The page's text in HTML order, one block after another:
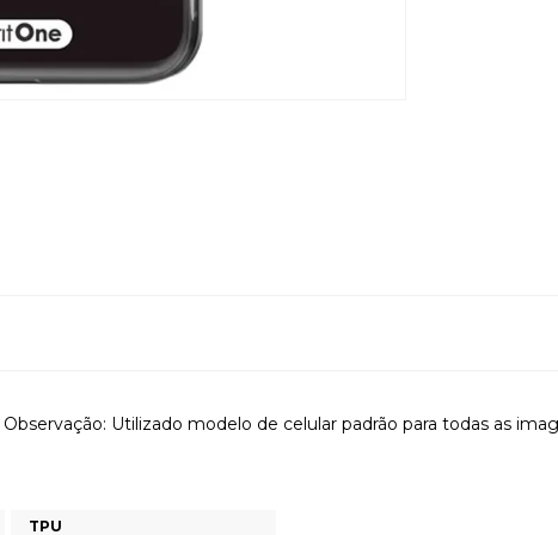
Utilizado modelo de celular padrão para todas as
TPU